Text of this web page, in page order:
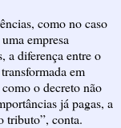
como no caso
empresa
a diferença entre o
em
o decreto não
já pagas, a
tributo”, conta.